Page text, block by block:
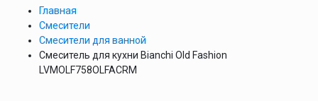
Главная
Смесители
Смесители для ванной
Смеситель для кухни Bianchi Old Fashion
LVMOLF758OLFACRM